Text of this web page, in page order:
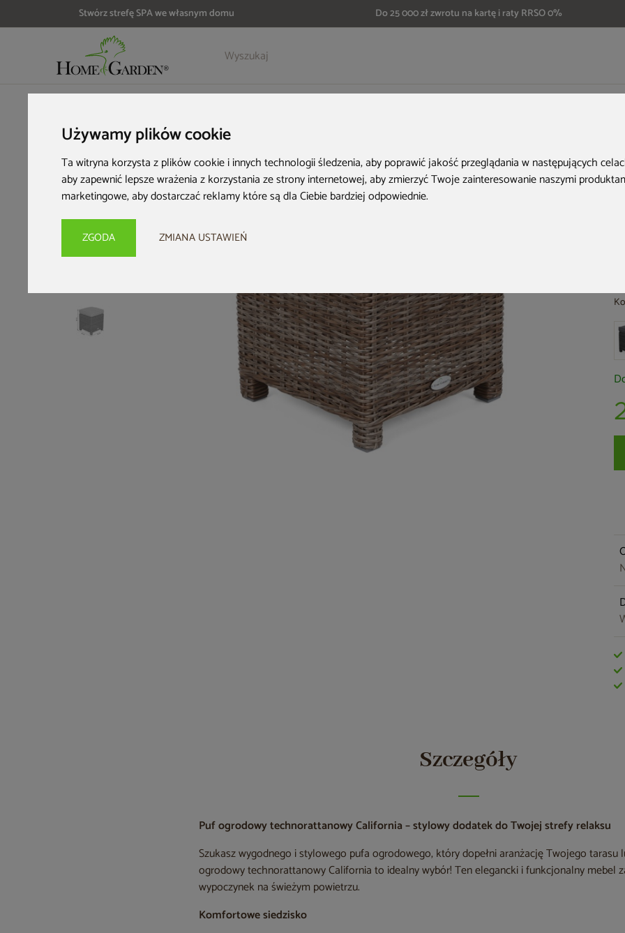
Używamy plików cookie
Ta witryna korzysta z plików cookie i innych technologii śledzenia, aby poprawić jakość przeglądania w następujących
aby zapewnić lepsze wrażenia z korzystania ze strony internetowej,aby zmierzyć Twoje zainteresowanie naszymi
marketingowe,aby dostarczać reklamy które są dla Ciebie bardziej odpowiednie.
ZGODA ZMIANA USTAWIEŃ
Stwórz strefę SPA we własnym domu Do 25 000 zł zwrotu na kartę i raty RRSO 0%
Szczegóły Opinie Akcesoria
Szczegóły
Puf ogrodowy technorattanowy California – stylowy dodatek do Twojej strefy relaksu
Szukasz wygodnego i stylowego pufa ogrodowego, który dopełni aranżację Twojego tarasu
ogrodowy technorattanowy California to idealny wybór! Ten elegancki i funkcjonalny mebel
wypoczynek na świeżym powietrzu.
Komfortowe siedzisko